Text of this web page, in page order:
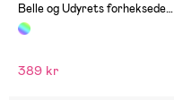
Belle og Udyrets forheksede
slott
389 kr